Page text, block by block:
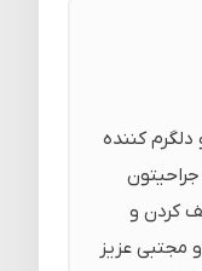
کننده
کردن و
مجتبی عزیز